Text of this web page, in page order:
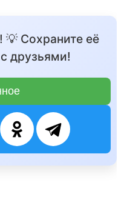
💡 Сохраните её
друзьями!